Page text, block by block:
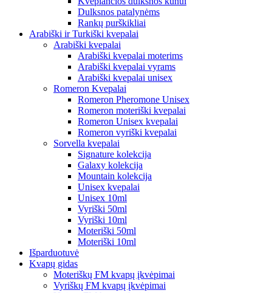
Dulksnos patalynėms
Rankų purškikliai
Arabiški ir Turkiški kvepalai
Arabiški kvepalai
Arabiški kvepalai moterims
Arabiški kvepalai vyrams
Arabiški kvepalai unisex
Romeron Kvepalai
Romeron Pheromone Unisex
Romeron moteriški kvepalai
Romeron Unisex kvepalai
Romeron vyriški kvepalai
Sorvella kvepalai
Signature kolekcija
Galaxy kolekcija
Mountain kolekcija
Unisex kvepalai
Unisex 10ml
Vyriški 50ml
Vyriški 10ml
Moteriški 50ml
Moteriški 10ml
Išparduotuvė
Kvapų gidas
Moteriškų FM kvapų įkvėpimai
Vyriškų FM kvapų įkvėpimai